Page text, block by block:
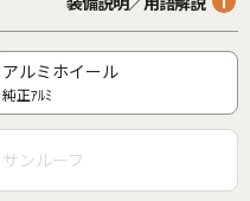
アルミホイール
純正ｱﾙﾐ
サンルーフ